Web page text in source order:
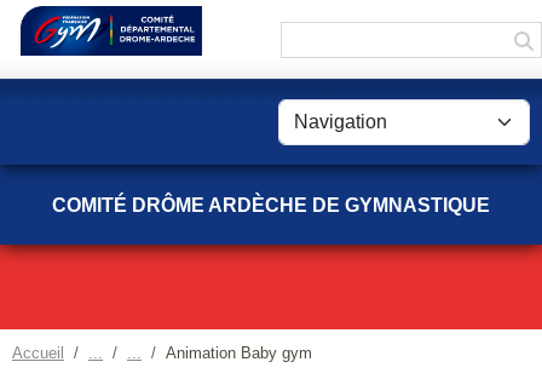
COMITÉ DRÔME ARDÈCHE DE GYMNASTIQUE
Accueil Animation Baby gym
Panneau de gestion des cookies